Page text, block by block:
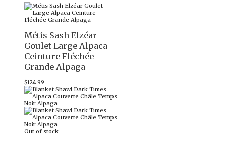
Métis Sash Elzéar
Goulet Large Alpaca
Ceinture Fléchée
Grande Alpaga
$124.99
Out of stock